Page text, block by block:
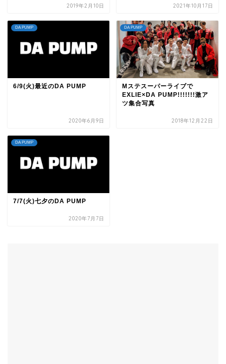
2019年2月10日 2021年10月17日
DA PUMP
6/9(火)最近のDA PUMP
2020年6月9日
DA PUMP
Mステスーパーライブで
EXLIE×DA PUMP!!!!!!!激ア
ツ集合写真
2018年12月22日
DA PUMP
7/7(火)七夕のDA PUMP
2020年7月7日